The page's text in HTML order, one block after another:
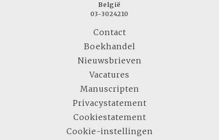
België
03-3024210
Contact
Boekhandel
Nieuwsbrieven
Vacatures
Manuscripten
Privacystatement
Cookiestatement
Cookie-instellingen